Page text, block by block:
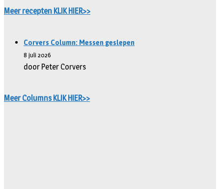
Meer recepten KLIK HIER>>
Corvers Column: Messen geslepen
8 juli 2026
door Peter Corvers
Meer Columns KLIK HIER>>